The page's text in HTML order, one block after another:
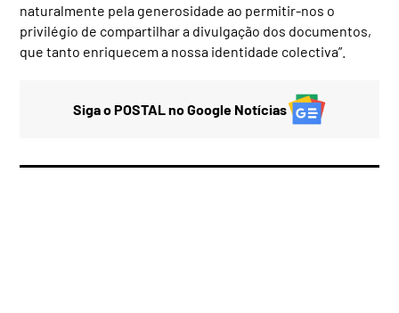
naturalmente pela generosidade ao permitir-nos o
privilégio de compartilhar a divulgação dos documentos,
que tanto enriquecem a nossa identidade colectiva”.
Siga o POSTAL no Google Notícias